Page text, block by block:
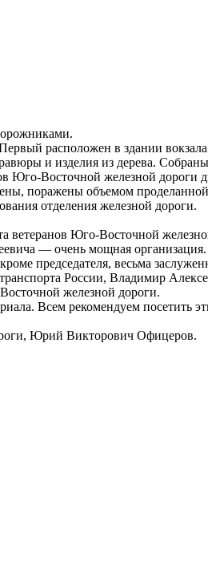
расположен в здании
и изделия из дерева.
Юго-Восточной железной дороги
поражены объемом
отделения железной дороги.
ветеранов Юго-Восточной
— очень мощная
председателя, весьма
России, Владимир
железной дороги.
Всем рекомендуем посетить
Юрий Викторович Офицеров.